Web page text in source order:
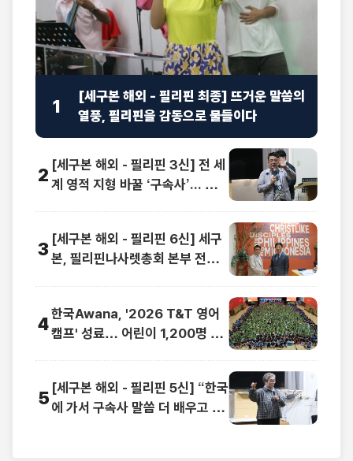
1
[세구본 해외 - 필리핀 최종] 뜨거운 말씀의
열풍, 필리핀을 감동으로 물들이다
2 [세구본 해외 - 필리핀 3신] 전 세
계 영적 지형 바꿀 ‘구속사’... 동남
3 [세구본 해외 - 필리핀 6신] 세구
본, 필리핀나사렛총회 본부 전격
4한국Awana, '2026 T&T 영어
캠프' 성료… 어린이 1,200명 복
5 [세구본 해외 - 필리핀 5신] “한국
에 가서 구속사 말씀 더 배우고 싶